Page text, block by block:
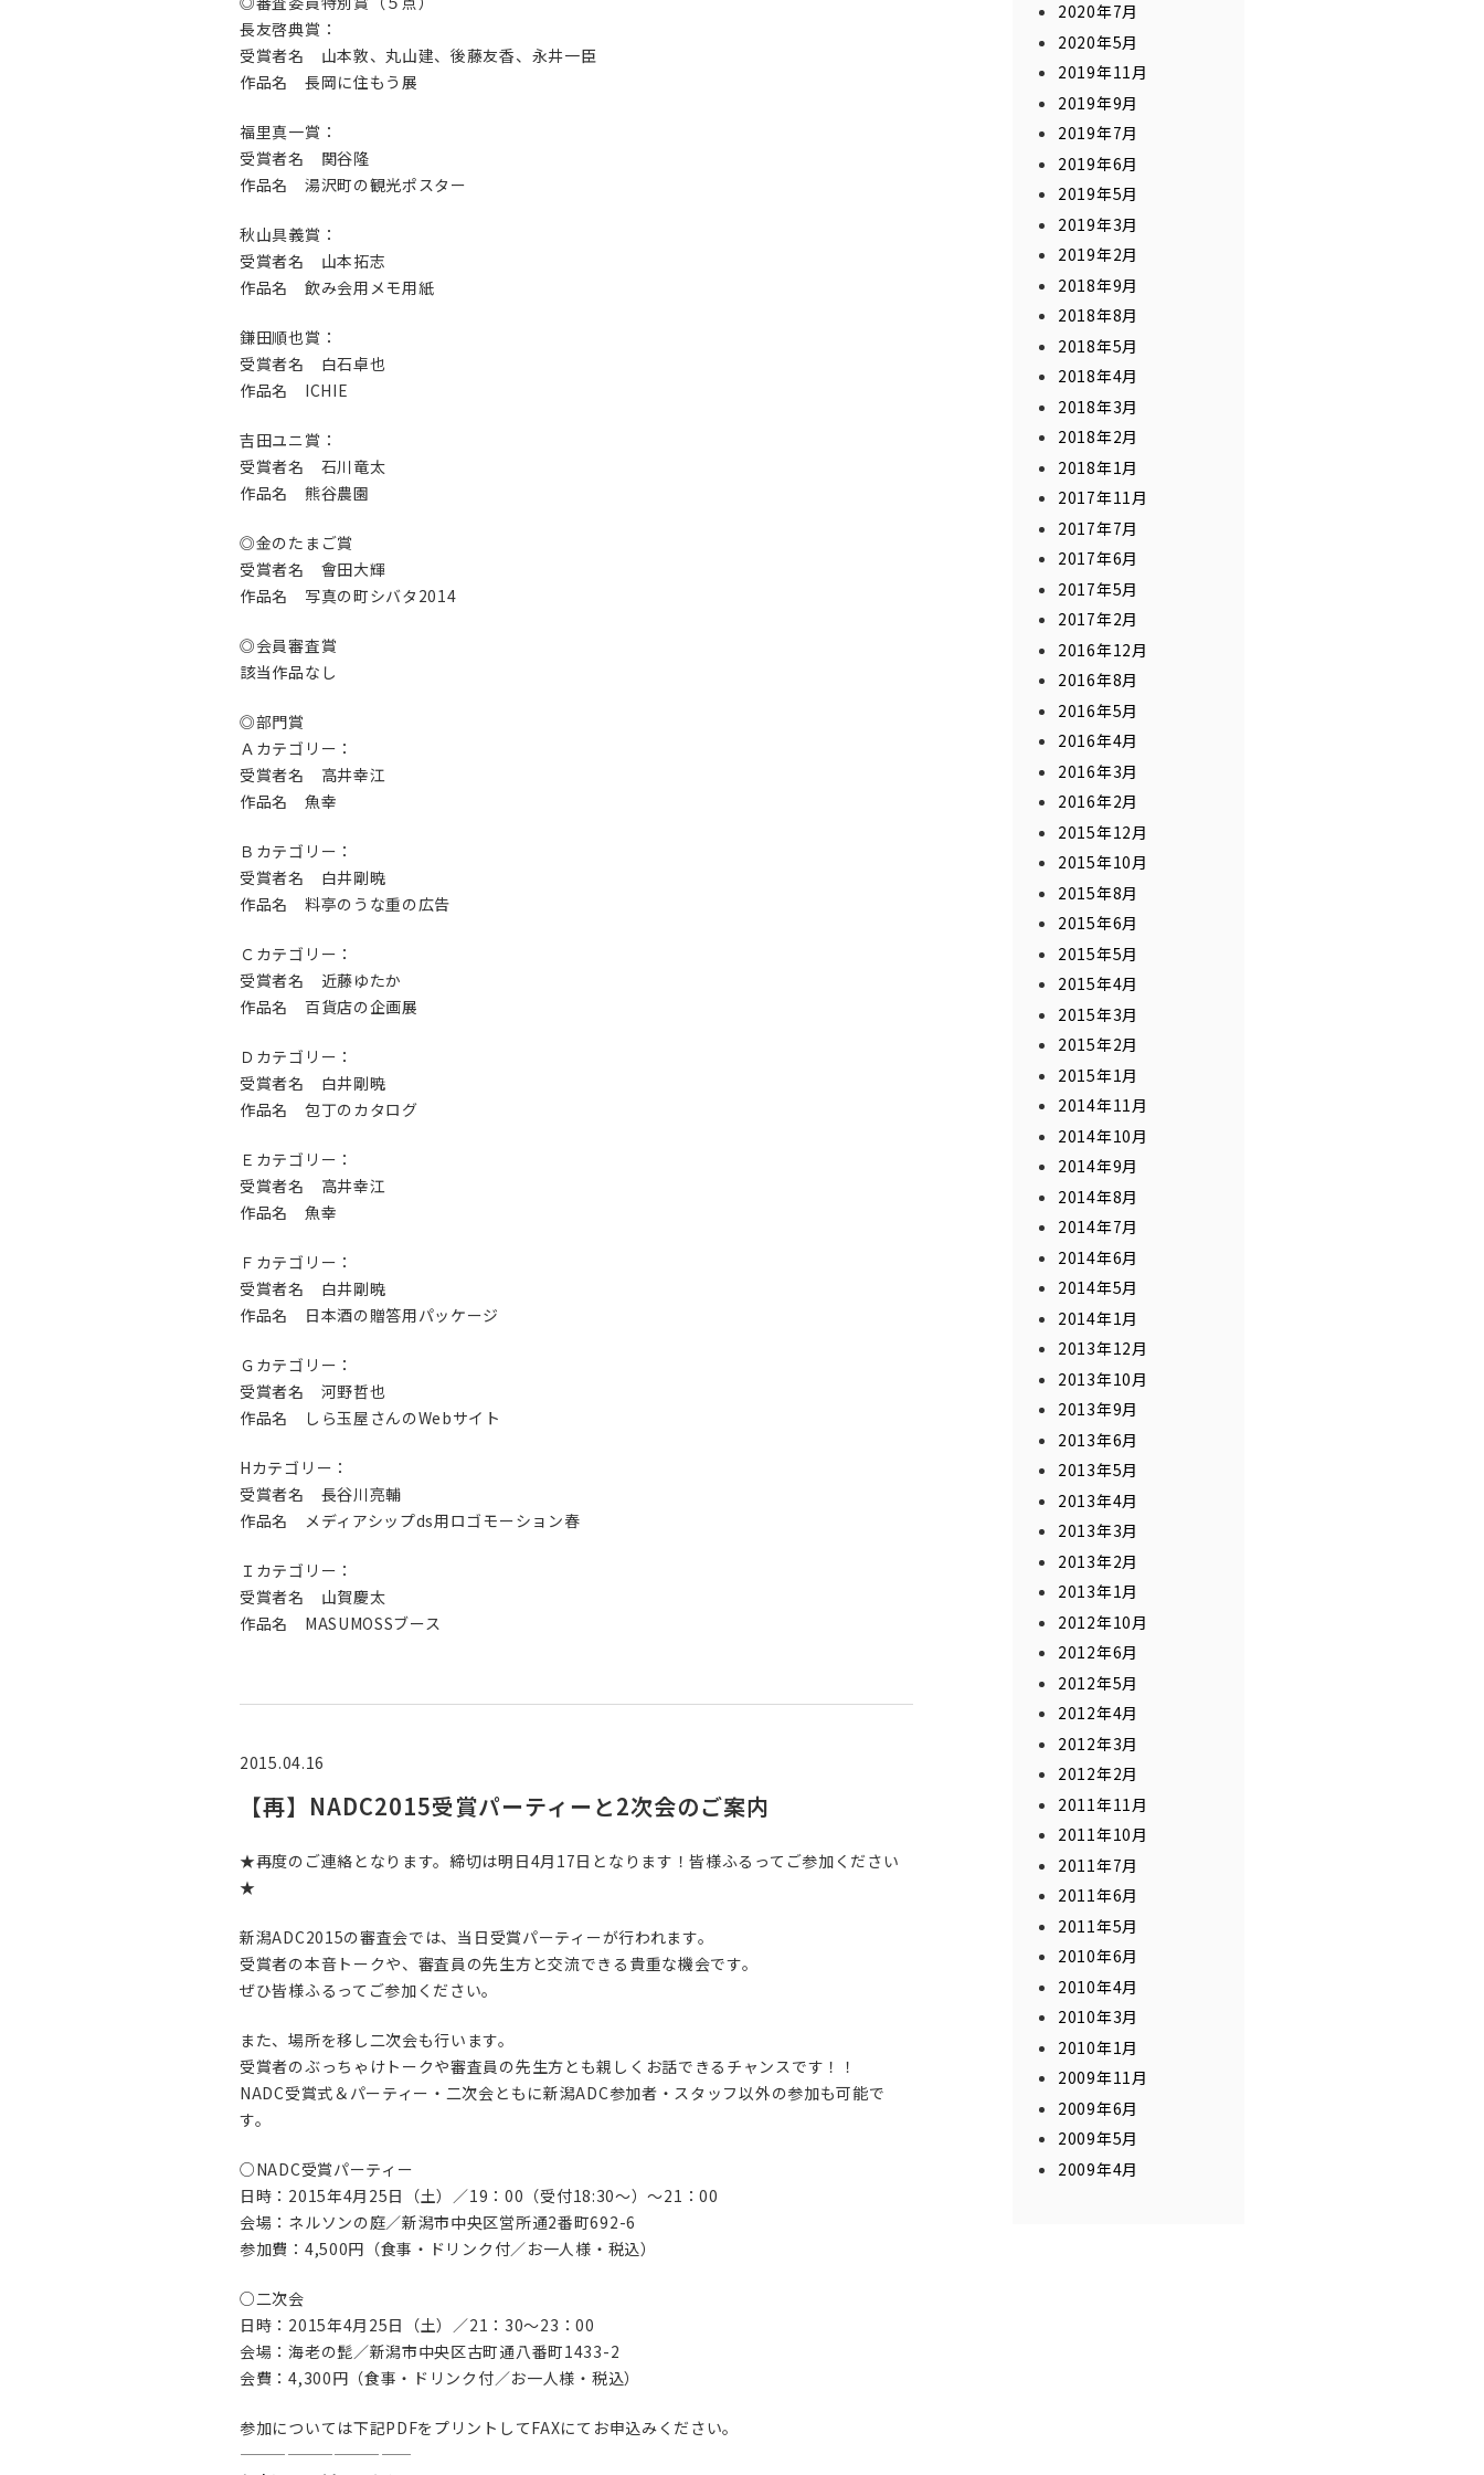
長友啓典賞：
受賞者名 山本敦、丸山建、後藤友香、永井一臣
作品名 長岡に住もう展
福里真一賞：
受賞者名 関谷隆
作品名 湯沢町の観光ポスター
秋山具義賞：
受賞者名 山本拓志
作品名 飲み会用メモ用紙
鎌田順也賞：
受賞者名 白石卓也
作品名 ICHIE
吉田ユニ賞：
受賞者名 石川竜太
作品名 熊谷農園
◎金のたまご賞
受賞者名 會田大輝
作品名 写真の町シバタ2014
◎会員審査賞
該当作品なし
◎部門賞
Ａカテゴリー：
受賞者名 高井幸江
作品名 魚幸
Ｂカテゴリー：
受賞者名 白井剛暁
作品名 料亭のうな重の広告
Ｃカテゴリー：
受賞者名 近藤ゆたか
作品名 百貨店の企画展
Ｄカテゴリー：
受賞者名 白井剛暁
作品名 包丁のカタログ
Ｅカテゴリー：
受賞者名 高井幸江
作品名 魚幸
Ｆカテゴリー：
受賞者名 白井剛暁
作品名 日本酒の贈答用パッケージ
Ｇカテゴリー：
受賞者名 河野哲也
作品名 しら玉屋さんのWebサイト
Hカテゴリー：
受賞者名 長谷川亮輔
作品名 メディアシップds用ロゴモーション春
Ｉカテゴリー：
受賞者名 山賀慶太
作品名 MASUMOSSブース
2015.04.16
【再】NADC2015受賞パーティーと2次会のご案内
★再度のご連絡となります。締切は明日4月17日となります！皆様ふるってご参加ください
★
新潟ADC2015の審査会では、当日受賞パーティーが行われます。
受賞者の本音トークや、審査員の先生方と交流できる貴重な機会です。
ぜひ皆様ふるってご参加ください。
また、場所を移し二次会も行います。
受賞者のぶっちゃけトークや審査員の先生方とも親しくお話できるチャンスです！！
NADC受賞式＆パーティー・二次会ともに新潟ADC参加者・スタッフ以外の参加も可能で
す。
○NADC受賞パーティー
日時：2015年4月25日（土）／19：00（受付18:30～）～21：00
会場：ネルソンの庭／新潟市中央区営所通2番町692-6
参加費：4,500円（食事・ドリンク付／お一人様・税込）
○二次会
日時：2015年4月25日（土）／21：30～23：00
会場：海老の髭／新潟市中央区古町通八番町1433-2
会費：4,300円（食事・ドリンク付／お一人様・税込）
参加については下記PDFをプリントしてFAXにてお申込みください。
———————————
2020年7月
2020年5月
2019年11月
2019年9月
2019年7月
2019年6月
2019年5月
2019年3月
2019年2月
2018年9月
2018年8月
2018年5月
2018年4月
2018年3月
2018年2月
2018年1月
2017年11月
2017年7月
2017年6月
2017年5月
2017年2月
2016年12月
2016年8月
2016年5月
2016年4月
2016年3月
2016年2月
2015年12月
2015年10月
2015年8月
2015年6月
2015年5月
2015年4月
2015年3月
2015年2月
2015年1月
2014年11月
2014年10月
2014年9月
2014年8月
2014年7月
2014年6月
2014年5月
2014年1月
2013年12月
2013年10月
2013年9月
2013年6月
2013年5月
2013年4月
2013年3月
2013年2月
2013年1月
2012年10月
2012年6月
2012年5月
2012年4月
2012年3月
2012年2月
2011年11月
2011年10月
2011年7月
2011年6月
2011年5月
2010年6月
2010年4月
2010年3月
2010年1月
2009年11月
2009年6月
2009年5月
2009年4月